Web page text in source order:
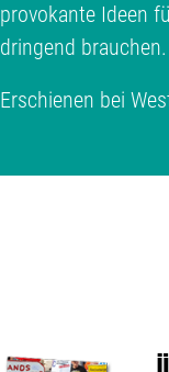
provokante Ideen
dringend brauchen.
Erschienen bei